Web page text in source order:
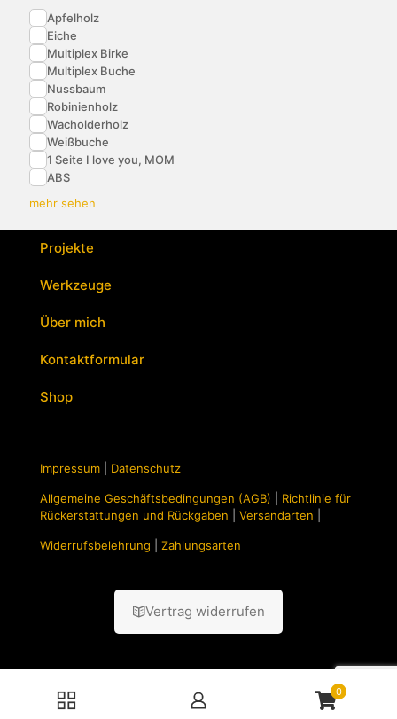
Apfelholz
Eiche
Multiplex Birke
Multiplex Buche
Nussbaum
Robinienholz
Wacholderholz
Weißbuche
1 Seite I love you, MOM
ABS
mehr sehen
Projekte
Werkzeuge
Über mich
Kontaktformular
Shop
Impressum Datenschutz
Allgemeine Geschäftsbedingungen (AGB)
Richtlinie für
Rückerstattungen und Rückgaben
Versandarten
Widerrufsbelehrung Zahlungsarten
Vertrag widerrufen
0